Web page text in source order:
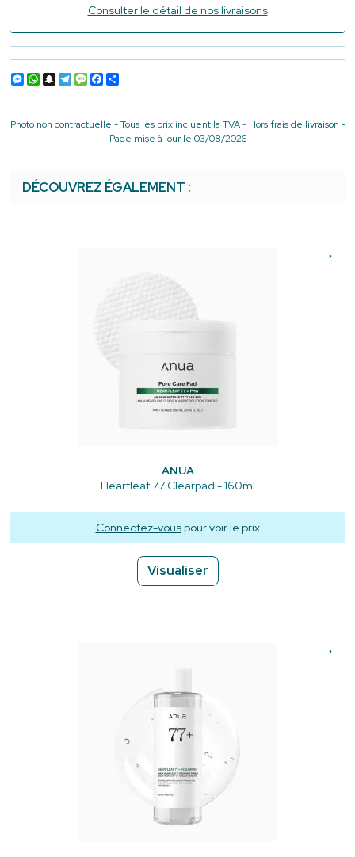
Consulter le détail de nos livraisons
Messenger
WhatsApp
Snapchat
Telegram
Message
Facebook
Photo non contractuelle - Tous les prix incluent la TVA - Hors frais de livraison -
Page mise à jour le 03/08/2026
DÉCOUVREZ ÉGALEMENT :
ANUA
Heartleaf 77 Clearpad - 160ml
Connectez-vouspour voir le prix
Visualiser